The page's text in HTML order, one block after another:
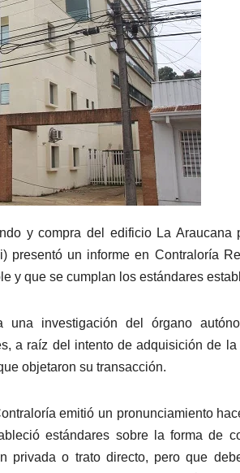
y compra del edificio La
presentó un informe en Contraloría
y que se cumplan los estándares
una investigación del órgano
a raíz del intento de adquisición de
objetaron su transacción.
emitió un pronunciamiento
estándares sobre la forma de
privada o trato directo, pero que